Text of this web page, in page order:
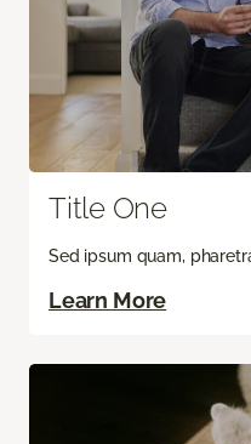
Title One
Sed ipsum quam,
Learn More